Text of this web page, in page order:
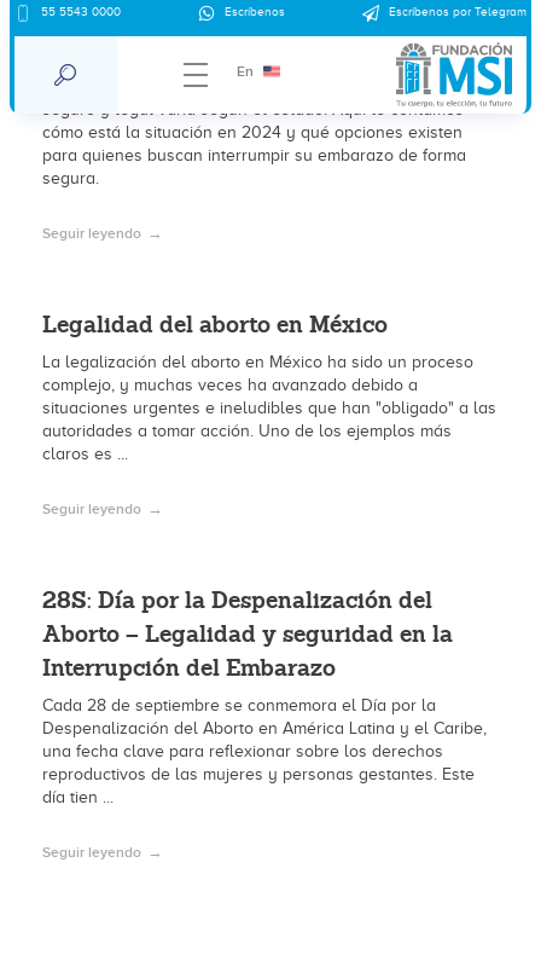
55 5543 0000 Escríbenos Escríbenos por Telegram
En
Aborto en México 2025
Con la despenalización del aborto en México, el acceso
seguro y legal varía según el estado. Aquí te contamos
cómo está la situación en 2024 y qué opciones existen
para quienes buscan interrumpir su embarazo de forma
segura.
Seguir leyendo
Legalidad del aborto en México
La legalización del aborto en México ha sido un proceso
complejo, y muchas veces ha avanzado debido a
situaciones urgentes e ineludibles que han "obligado" a las
autoridades a tomar acción. Uno de los ejemplos más
claros es ...
Seguir leyendo
28S: Día por la Despenalización del
Aborto – Legalidad y seguridad en la
Interrupción del Embarazo
Cada 28 de septiembre se conmemora el Día por la
Despenalización del Aborto en América Latina y el Caribe,
una fecha clave para reflexionar sobre los derechos
reproductivos de las mujeres y personas gestantes. Este
día tien ...
Seguir leyendo